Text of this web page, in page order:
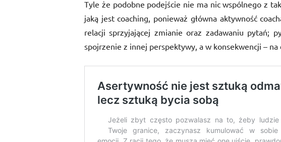
Tyle że podobne podejście nie ma nic wspólnego z
jaką jest coaching, ponieważ główna aktywność
relacji sprzyjającej zmianie oraz zadawaniu pytań;
spojrzenie z innej perspektywy, a w konsekwencji –